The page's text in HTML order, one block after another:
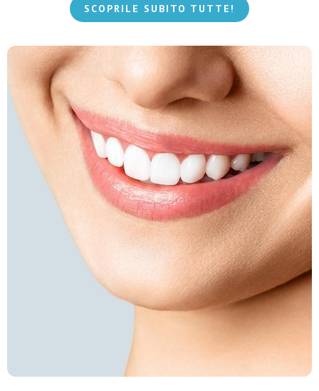
SCOPRILE SUBITO TUTTE!